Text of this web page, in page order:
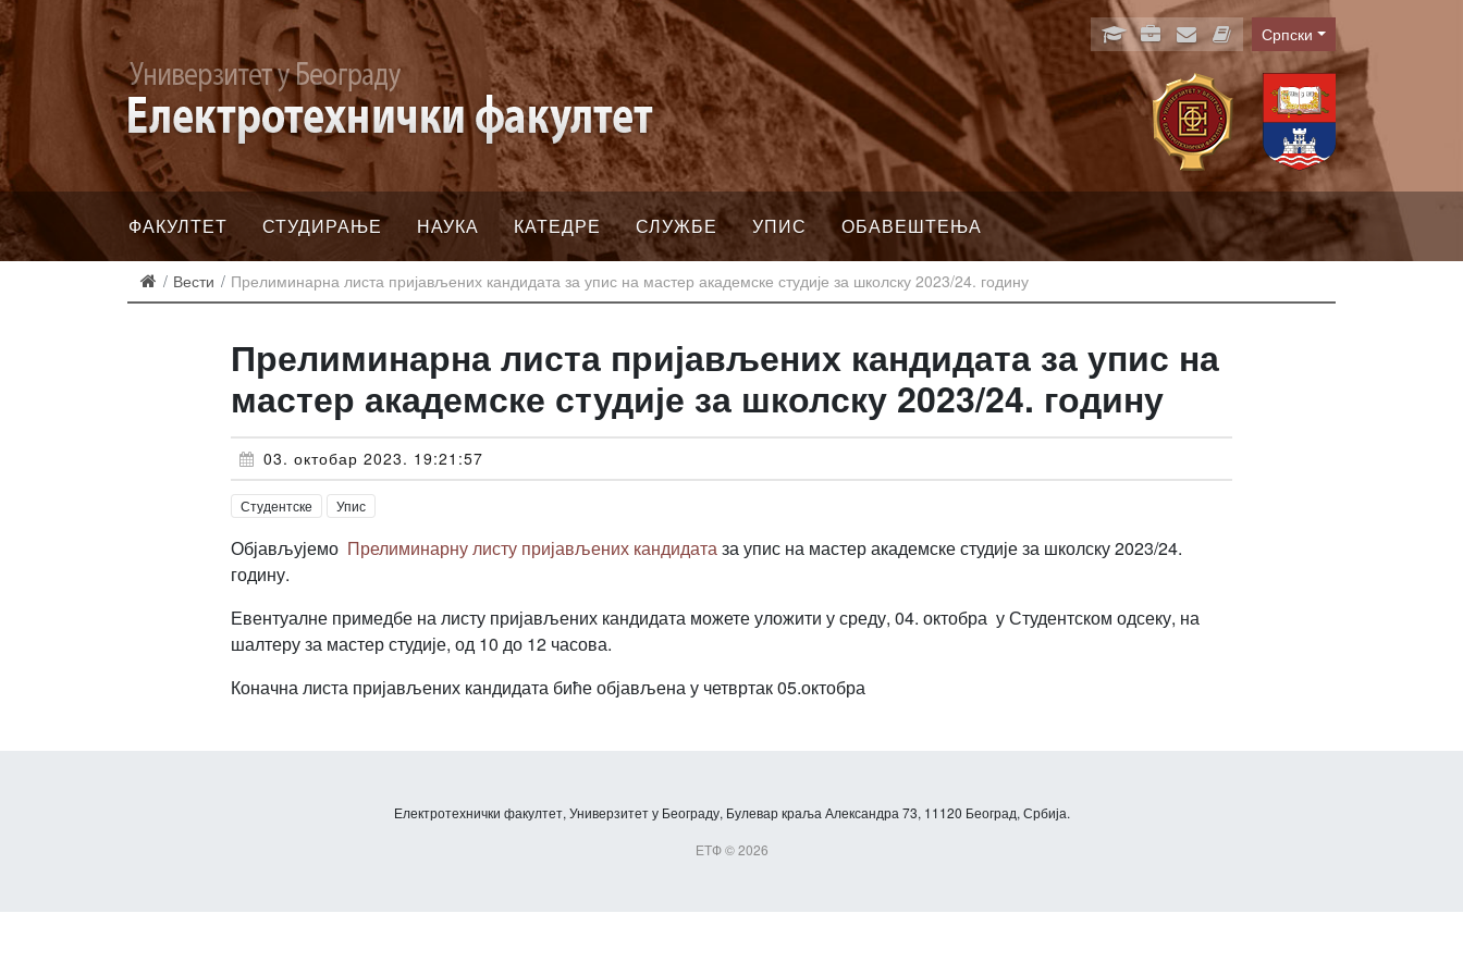
Language
Српски
ФАКУЛТЕТ СТУДИРАЊЕ НАУКА КАТЕДРЕ СЛУЖБЕ УПИС ОБАВЕШТЕЊА
Вести Прелиминарна листа пријављених кандидата за упис на мастер академске студије за школску 2023/24. годину
Прелиминарна листа пријављених кандидата за упис на
мастер академске студије за школску 2023/24. годину
03. октобар 2023. 19:21:57
Студентске Упис
Објављујемо Прелиминарну листу пријављених кандидатаза упис на мастер академске студије за школску 2023/24.
годину.
Евентуалне примедбе на листу пријављених кандидата можете уложити у среду, 04. октобра у Студентском одсеку, на
шалтеру за мастер студије, од 10 до 12 часова.
Коначна листа пријављених кандидата биће објављена у четвртак 05.октобра
Електротехнички факултет, Универзитет у Београду, Булевар краља Александра 73, 11120 Београд, Србија.
ЕТФ © 2026